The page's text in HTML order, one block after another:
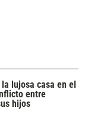
lujosa casa en el
entre
hijos